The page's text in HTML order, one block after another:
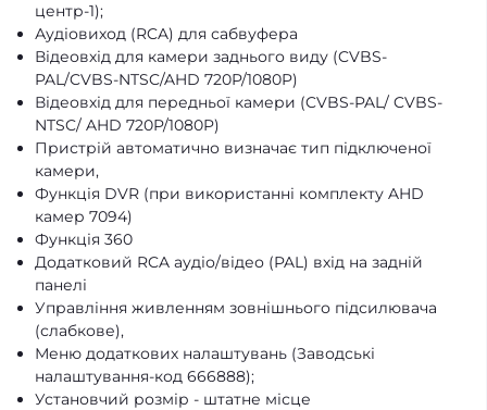
центр-1);
Аудіовиход (RCA) для сабвуфера
Відеовхід для камери заднього виду (CVBS-
PAL/CVBS-NTSC/AHD 720P/1080P)
Відеовхід для передньої камери (CVBS-PAL/ CVBS-
NTSC/ AHD 720P/1080P)
Пристрій автоматично визначає тип підключеної
камери,
Функція DVR (при використанні комплекту AHD
камер 7094)
Функція 360
Додатковий RCA аудіо/відео (PAL) вхід на задній
панелі
Управління живленням зовнішнього підсилювача
(слабкове),
Меню додаткових налаштувань (Заводські
налаштування-код 666888);
Установчий розмір - штатне місце